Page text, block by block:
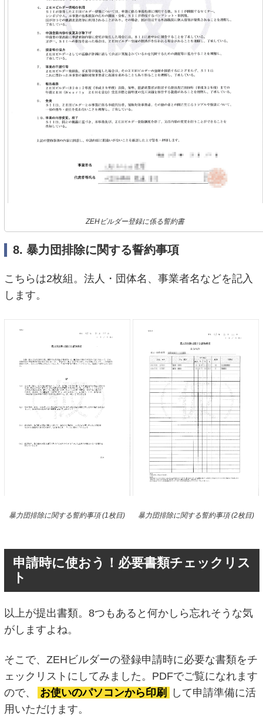
ZEHビルダー登録に係る誓約書
8. 暴力団排除に関する誓約事項
こちらは2枚組。法人・団体名、事業者名などを記入
します。
暴力団排除に関する誓約事項 (1枚目) 暴力団排除に関する誓約事項 (2枚目)
申請時に使おう！必要書類チェックリス
ト
以上が提出書類。8つもあると何かしら忘れそうな気
がしますよね。
そこで、ZEHビルダーの登録申請時に必要な書類をチ
ェックリストにしてみました。PDFでご覧になれます
ので、
お使いのパソコンから印刷
して申請準備に活
用いただけます。